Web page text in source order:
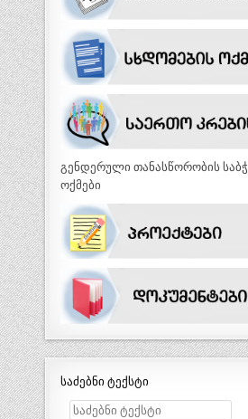
გენდერული თანასწორობის
ოქმები
საძებნი ტექსტი